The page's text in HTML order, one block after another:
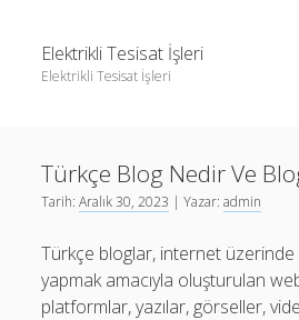
Elektrikli Tesisat İşleri
Elektrikli Tesisat İşleri
Linkedin Takipçi Çoğaltma Bedava
Liste
Sayfa Listesi
Tiktok Yorum Yükseltme Hilesi Bedava
Linkedin Takipçi Çoğaltma Bedava
Liste
Türkçe Blog Nedir Ve
Tarih:Aralık 30, 2023 | Yazar:admin
Türkçe bloglar, internet üzerinde
yapmak amacıyla oluşturulan
platformlar, yazılar, görseller,